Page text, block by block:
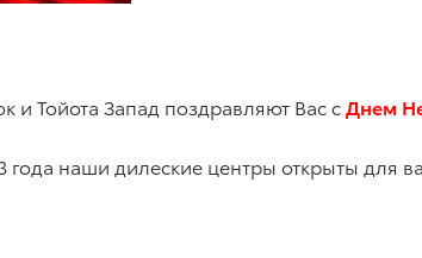
и Тойота Запад поздравляют Вас сДнем
наши дилеские центры открыты для